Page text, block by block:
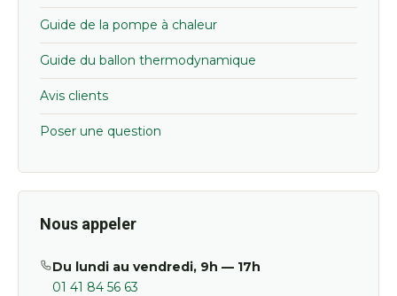
Guide de la pompe à chaleur
Guide du ballon thermodynamique
Avis clients
Poser une question
Nous appeler
Du lundi au vendredi, 9h — 17h
01 41 84 56 63